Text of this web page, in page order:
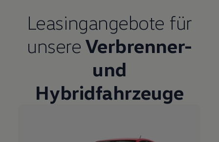
Leasingangebote für
unsere Verbrenner-
und
Hybridfahrzeuge